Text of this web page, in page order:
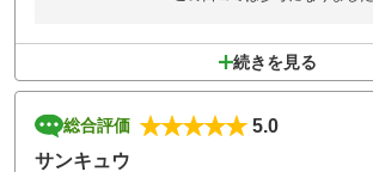
続きを見る
総合評価
5.0
サンキュウ